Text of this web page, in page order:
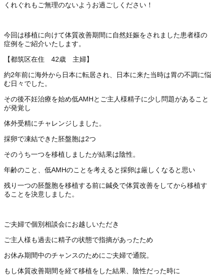
くれぐれもご無理のないようお過ごしください！
今回は移植に向けて体質改善期間に自然妊娠をされました患者様の
症例をご紹介いたします。
【都筑区在住 42歳 主婦】
約2年前に海外から日本に転居され、日本に来た当時は胃の不調に悩
む日々でした。
その後不妊治療を始め低AMHとご主人様精子に少し問題があること
が発覚し
体外受精にチャレンジしました。
採卵で凍結できた胚盤胞は2つ
そのうち一つを移植しましたが結果は陰性。
年齢のこと、低AMHのことを考えると採卵は厳しくなると思い
残り一つの胚盤胞を移植する前に鍼灸で体質改善をしてから移植す
ることを決意しました。
ご夫婦で個別相談会にお越しいただき
ご主人様も過去に精子の状態で指摘があったため
お休み期間中のチャンスのためにご夫婦で通院。
もし体質改善期間を経て移植をした結果、陰性だった時に